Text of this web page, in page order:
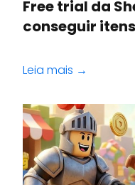
Free trial da
conseguir
Leia mais →